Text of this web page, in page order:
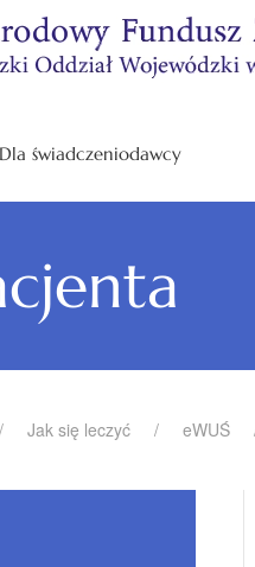
Dla świadczeniodawcy
Jak się leczyć eWUŚ